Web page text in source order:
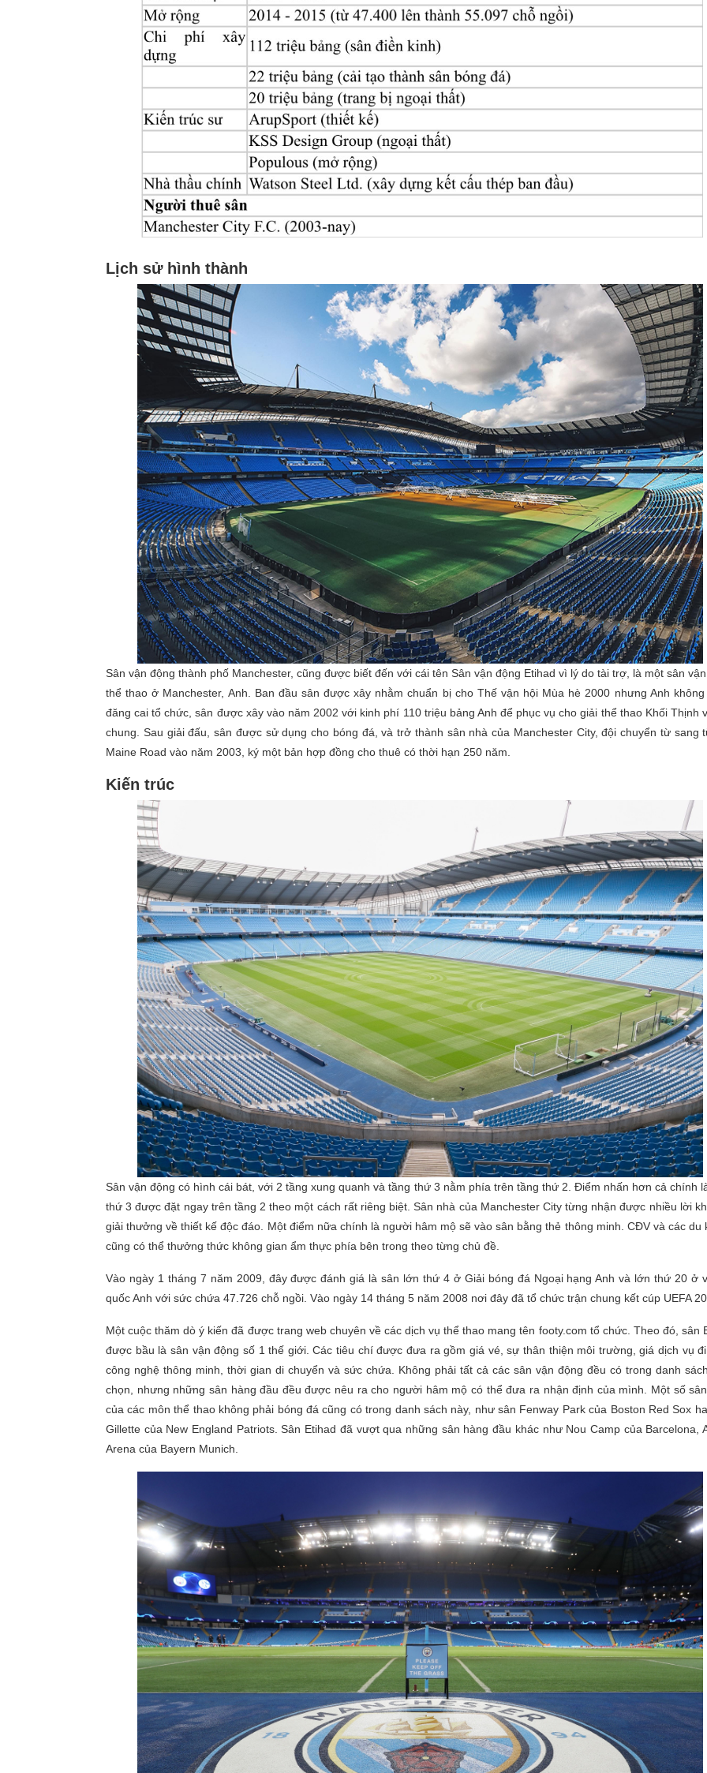
Lịch sử hình thành
Sân vận động thành phố Manchester, cũng được biết đến với cái tên Sân vận động Etihad vì lý do tài trợ, là một sân
thể thao ở Manchester, Anh. Ban đầu sân được xây nhằm chuẩn bị cho Thế vận hội Mùa hè 2000 nhưng Anh
đăng cai tổ chức, sân được xây vào năm 2002 với kinh phí 110 triệu bảng Anh để phục vụ cho giải thể thao Khối Thịnh
chung. Sau giải đấu, sân được sử dụng cho bóng đá, và trở thành sân nhà của Manchester City, đội chuyển từ sang
Maine Road vào năm 2003, ký một bản hợp đồng cho thuê có thời hạn 250 năm.
Kiến trúc
Sân vận động có hình cái bát, với 2 tầng xung quanh và tầng thứ 3 nằm phía trên tầng thứ 2. Điểm nhấn hơn cả chính
thứ 3 được đặt ngay trên tầng 2 theo một cách rất riêng biệt. Sân nhà của Manchester City từng nhận được nhiều lời
giải thưởng về thiết kế độc đáo. Một điểm nữa chính là người hâm mộ sẽ vào sân bằng thẻ thông minh. CĐV và các du
cũng có thể thưởng thức không gian ẩm thực phía bên trong theo từng chủ đề.
Vào ngày 1 tháng 7 năm 2009, đây được đánh giá là sân lớn thứ 4 ở Giải bóng đá Ngoại hạng Anh và lớn thứ 20 ở
quốc Anh với sức chứa 47.726 chỗ ngồi. Vào ngày 14 tháng 5 năm 2008 nơi đây đã tổ chức trận chung kết cúp UEFA
Một cuộc thăm dò ý kiến đã được trang web chuyên về các dịch vụ thể thao mang tên footy.com tổ chức. Theo đó, sân
được bầu là sân vận động số 1 thế giới. Các tiêu chí được đưa ra gồm giá vé, sự thân thiện môi trường, giá dịch vụ
công nghệ thông minh, thời gian di chuyển và sức chứa. Không phải tất cả các sân vận động đều có trong danh
chọn, nhưng những sân hàng đầu đều được nêu ra cho người hâm mộ có thể đưa ra nhận định của mình. Một số
của các môn thể thao không phải bóng đá cũng có trong danh sách này, như sân Fenway Park của Boston Red Sox
Gillette của New England Patriots. Sân Etihad đã vượt qua những sân hàng đầu khác như Nou Camp của Barcelona,
Arena của Bayern Munich.